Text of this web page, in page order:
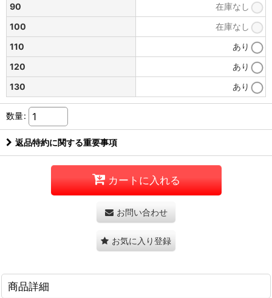
90
在庫なし
100
在庫なし
110
あり
120
あり
130
あり
数量:
返品特約に関する重要事項
カートに入れる
お問い合わせ
お気に入り登録
商品詳細